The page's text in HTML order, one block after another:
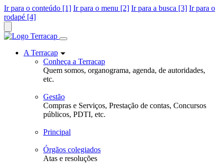
Ir para o conteúdo [1] Ir para o menu [2] Ir para a busca [3] Ir para o
rodapé [4]
A Terracap
Conheça a Terracap
Quem somos, organograma, agenda, de autoridades,
etc.
Gestão
Compras e Serviços, Prestação de contas, Concursos
públicos, PDTI, etc.
Principal
Órgãos colegiados
Atas e resoluções